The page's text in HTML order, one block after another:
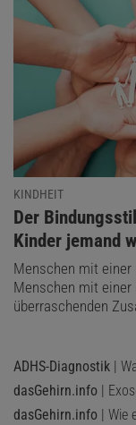
KINDHEIT
:
Der
Kinder jemand
Menschen mit einer
Menschen mit
überraschenden
ADHS-Diagnostik |
dasGehirn.info |
dasGehirn.info | Wie